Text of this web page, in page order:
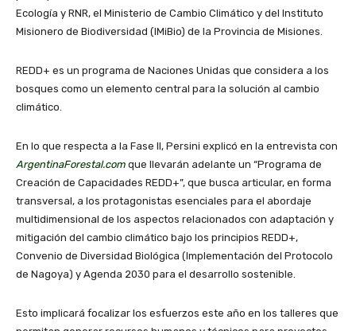
Ecología y RNR, el Ministerio de Cambio Climático y del Instituto
Misionero de Biodiversidad (IMiBio) de la Provincia de Misiones.
REDD+ es un programa de Naciones Unidas que considera a los
bosques como un elemento central para la solución al cambio
climático.
En lo que respecta a la Fase II, Persini explicó en la entrevista con
ArgentinaForestal.com que llevarán adelante un “Programa de
Creación de Capacidades REDD+”, que busca articular, en forma
transversal, a los protagonistas esenciales para el abordaje
multidimensional de los aspectos relacionados con adaptación y
mitigación del cambio climático bajo los principios REDD+,
Convenio de Diversidad Biológica (Implementación del Protocolo
de Nagoya) y Agenda 2030 para el desarrollo sostenible.
Esto implicará focalizar los esfuerzos este año en los talleres que